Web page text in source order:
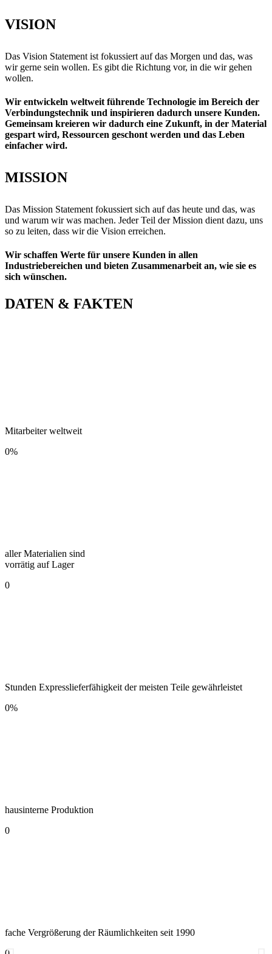
VISION
Das Vision Statement ist fokussiert auf das Morgen und das, was
wir gerne sein wollen. Es gibt die Richtung vor, in die wir gehen
wollen.
Wir entwickeln weltweit führende Technologie im Bereich der
Verbindungstechnik und inspirieren dadurch unsere Kunden.
Gemeinsam kreieren wir dadurch eine Zukunft, in der Material
gespart wird, Ressourcen geschont werden und das Leben
einfacher wird.
MISSION
Das Mission Statement fokussiert sich auf das heute und das, was
und warum wir was machen. Jeder Teil der Mission dient dazu, uns
so zu leiten, dass wir die Vision erreichen.
Wir schaffen Werte für unsere Kunden in allen
Industriebereichen und bieten Zusammenarbeit an, wie sie es
sich wünschen.
DATEN & FAKTEN
Mitarbeiter weltweit
0%
aller Materialien sind
vorrätig auf Lager
0
Stunden Expresslieferfähigkeit der meisten Teile gewährleistet
0%
hausinterne Produktion
0
fache Vergrößerung der Räumlichkeiten seit 1990